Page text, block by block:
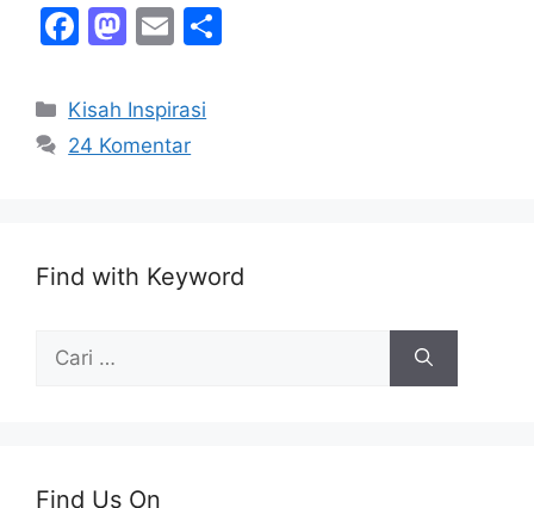
F
c
e
o
k
M
st
o
n
E
ai
l
Kategori
Kisah Inspirasi
24 Komentar
Find with Keyword
untuk:
Find Us On